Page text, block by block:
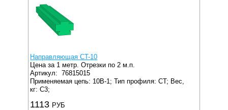
Направляющая CT-10
Цена за 1 метр. Отрезки по 2 м.п.
Артикул:76815015
Применяемая цепь: 10B-1; Тип профиля: CT; Вес,
кг: C3;
1113 РУБ